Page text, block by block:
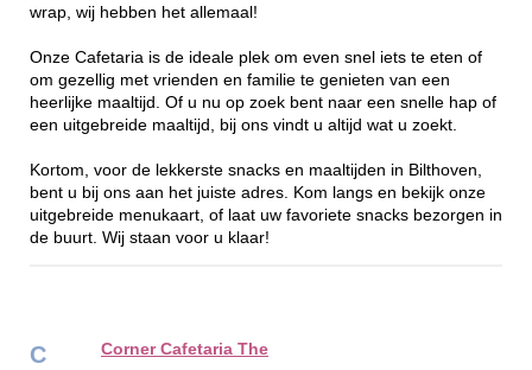
wrap, wij hebben het allemaal!
Onze Cafetaria is de ideale plek om even snel iets te eten of
om gezellig met vrienden en familie te genieten van een
heerlijke maaltijd. Of u nu op zoek bent naar een snelle hap of
een uitgebreide maaltijd, bij ons vindt u altijd wat u zoekt.
Kortom, voor de lekkerste snacks en maaltijden in Bilthoven,
bent u bij ons aan het juiste adres. Kom langs en bekijk onze
uitgebreide menukaart, of laat uw favoriete snacks bezorgen in
de buurt. Wij staan voor u klaar!
C Corner Cafetaria The